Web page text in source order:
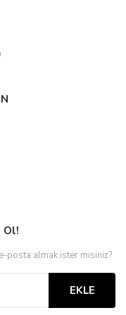
Ol!
posta almak ister misiniz?
EKLE